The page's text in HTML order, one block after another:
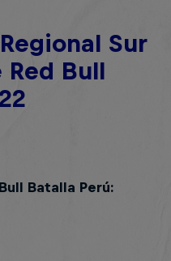
Sur
Bull
Batalla Perú: